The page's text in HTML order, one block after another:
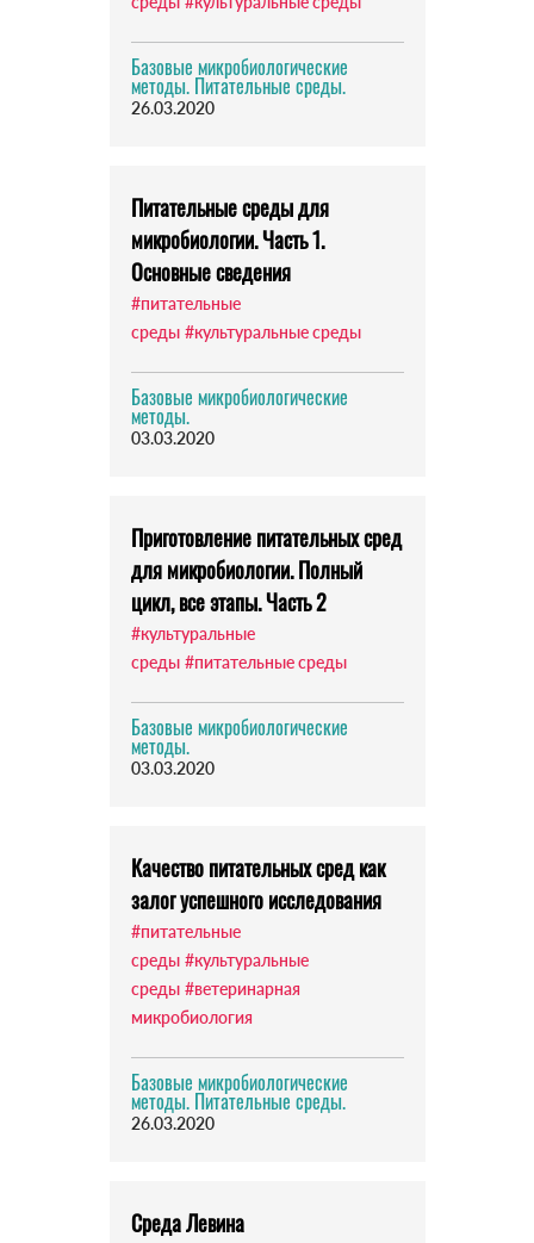
Базовые микробиологические
методы. Питательные среды.
26.03.2020
Питательные среды для
микробиологии. Часть 1.
Основные сведения
#питательные
среды #культуральные среды
Базовые микробиологические
методы.
03.03.2020
Приготовление питательных сред
для микробиологии. Полный
цикл, все этапы. Часть 2
#культуральные
среды #питательные среды
Базовые микробиологические
методы.
03.03.2020
Качество питательных сред как
залог успешного исследования
#питательные
среды #культуральные
среды #ветеринарная
микробиология
Базовые микробиологические
методы. Питательные среды.
26.03.2020
Среда Левина